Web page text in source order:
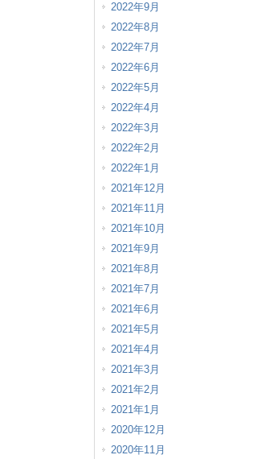
2022年9月
2022年8月
2022年7月
2022年6月
2022年5月
2022年4月
2022年3月
2022年2月
2022年1月
2021年12月
2021年11月
2021年10月
2021年9月
2021年8月
2021年7月
2021年6月
2021年5月
2021年4月
2021年3月
2021年2月
2021年1月
2020年12月
2020年11月